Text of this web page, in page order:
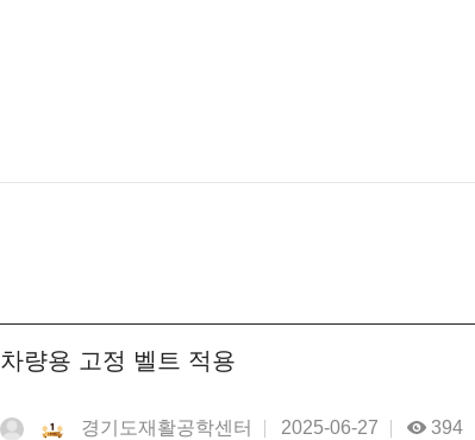
차량용 고정 벨트 적용
경기도재활공학센터 2025-06-27 394